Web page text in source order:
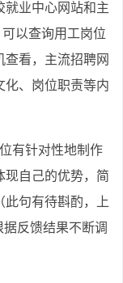
就业中心网站和主
以查询用工岗位
看，主流招聘网
化、岗位职责等内
有针对性地制作
现自己的优势，简
此句有待斟酌，上
反馈结果不断调